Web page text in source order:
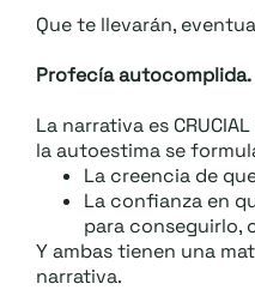
Que te llevarán,
Profecía autocomplida.
La narrativa es
la autoestima se
La creencia de
La confianza en
para conseguirlo,
Y ambas tienen una
narrativa.